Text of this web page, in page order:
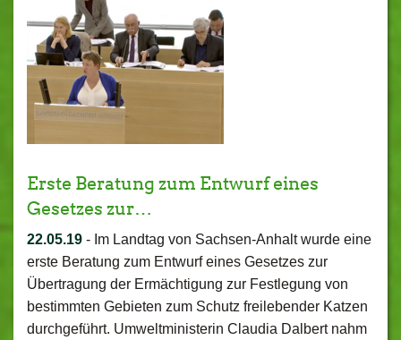
Erste Beratung zum Entwurf eines
Gesetzes zur…
22.05.19 - Im Landtag von Sachsen-Anhalt wurde eine
erste Beratung zum Entwurf eines Gesetzes zur
Übertragung der Ermächtigung zur Festlegung von
bestimmten Gebieten zum Schutz freilebender Katzen
durchgeführt. Umweltministerin Claudia Dalbert nahm